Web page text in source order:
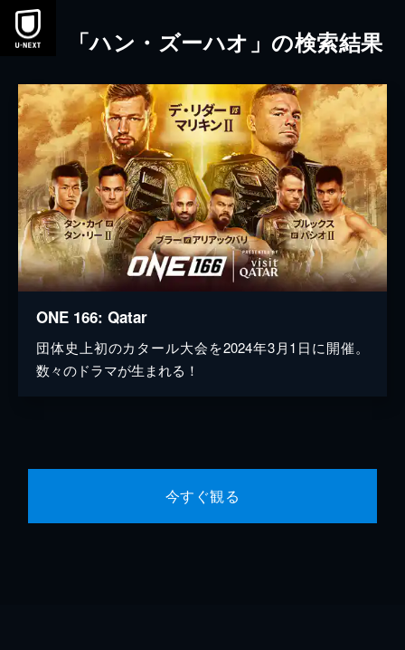
本文へスキップ
「ハン・ズーハオ」の検索結果
ONE 166: Qatar
団体史上初のカタール大会を2024年3月1日に開催。
数々のドラマが生まれる！
今すぐ観る